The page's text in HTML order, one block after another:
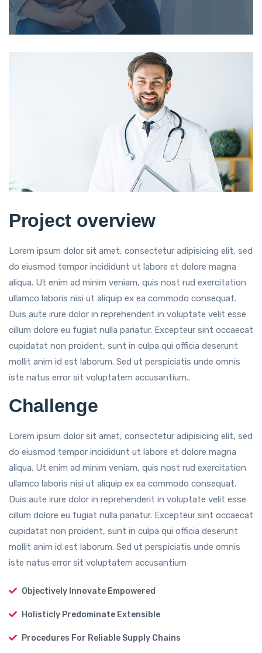
Project overview
Lorem ipsum dolor sit amet, consectetur adipisicing elit, sed
do eiusmod tempor incididunt ut labore et dolore magna
aliqua. Ut enim ad minim veniam, quis nost rud exercitation
ullamco laboris nisi ut aliquip ex ea commodo consequat.
Duis aute irure dolor in reprehenderit in voluptate velit esse
cillum dolore eu fugiat nulla pariatur. Excepteur sint occaecat
cupidatat non proident, sunt in culpa qui officia deserunt
mollit anim id est laborum. Sed ut perspiciatis unde omnis
iste natus error sit voluptatem accusantium..
Challenge
Lorem ipsum dolor sit amet, consectetur adipisicing elit, sed
do eiusmod tempor incididunt ut labore et dolore magna
aliqua. Ut enim ad minim veniam, quis nost rud exercitation
ullamco laboris nisi ut aliquip ex ea commodo consequat.
Duis aute irure dolor in reprehenderit in voluptate velit esse
cillum dolore eu fugiat nulla pariatur. Excepteur sint occaecat
cupidatat non proident, sunt in culpa qui officia deserunt
mollit anim id est laborum. Sed ut perspiciatis unde omnis
iste natus error sit voluptatem accusantium
Objectively Innovate Empowered
Holisticly Predominate Extensible
Procedures For Reliable Supply Chains